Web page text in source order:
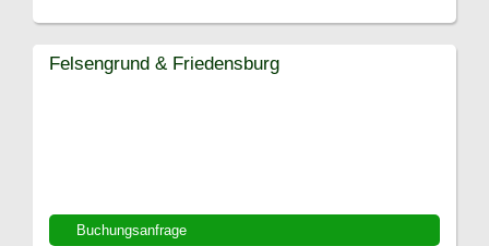
Buchungsanfrage
Felsengrund & Friedensburg